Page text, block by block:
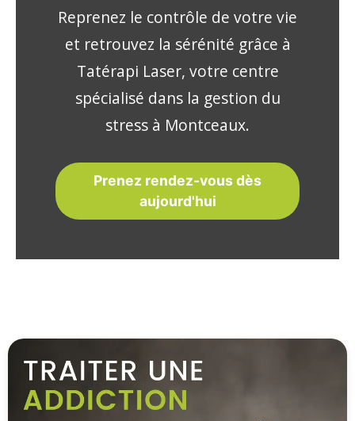
Reprenez le contrôle de votre vie
et retrouvez la sérénité grâce à
Tatérapi Laser, votre centre
spécialisé dans la gestion du
stress à Montceaux.
Prenez rendez-vous dès
aujourd'hui